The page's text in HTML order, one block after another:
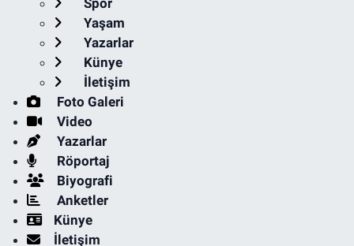
Yaşam
Yazarlar
Künye
İletişim
Foto Galeri
Video
Yazarlar
Röportaj
Biyografi
Anketler
Künye
İletişim